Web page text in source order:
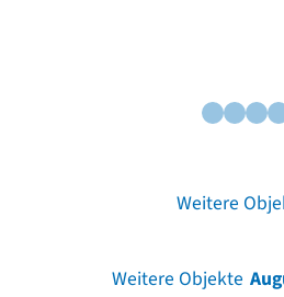
Weitere
Weitere Objekte